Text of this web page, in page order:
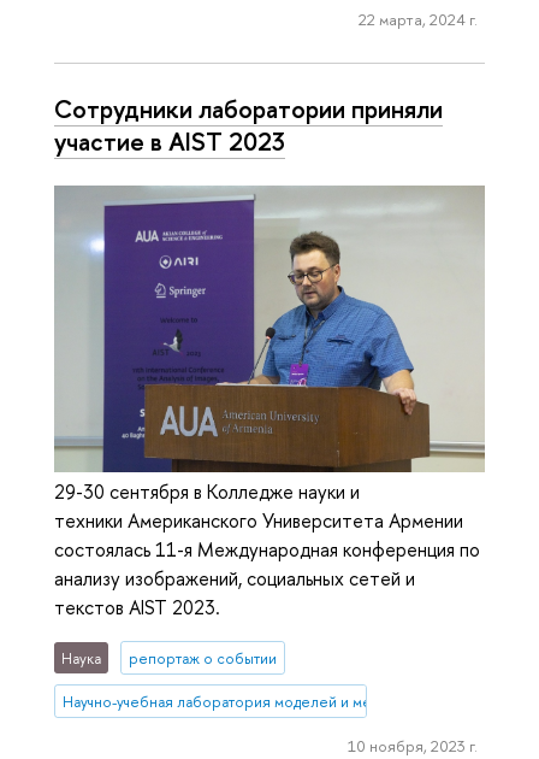
22 марта, 2024 г.
Сотрудники лаборатории приняли
участие в AIST 2023
29-30 сентября в Колледже науки и
техники Американского Университета Армении
состоялась 11-я Международная конференция по
анализу изображений, социальных сетей и
текстов AIST 2023.
Наука репортаж о событии
Научно-учебная лаборатория моделей и методов вычислительной
10 ноября, 2023 г.